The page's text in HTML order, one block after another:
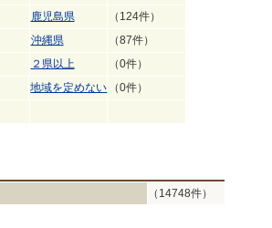
鹿児島県
（124件）
沖縄県
（87件）
２県以上
（0件）
地域を定めない
（0件）
（14748件）